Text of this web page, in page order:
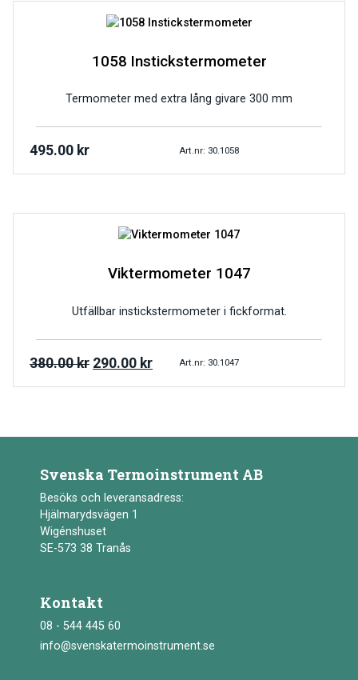
1058 Instickstermometer
Termometer med extra lång givare 300 mm
495.00 kr Art.nr: 30.1058
Viktermometer 1047
Utfällbar instickstermometer i fickformat.
380.00kr 290.00 kr Art.nr: 30.1047
Svenska Termoinstrument AB
Besöks och leveransadress:
Hjälmarydsvägen 1
Wigénshuset
SE-573 38 Tranås
Kontakt
08 - 544 445 60
info@svenskatermoinstrument.se